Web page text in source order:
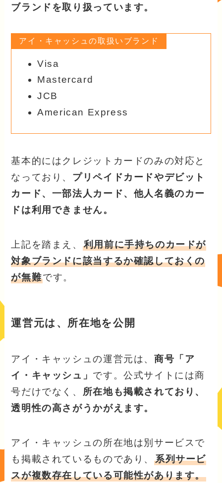
ブランドを取り扱っています。
アイ・キャッシュの取扱いブランド
Visa
Mastercard
JCB
American Express
基本的にはクレジットカードのみの対応と
なっており、 プリペイドカードやデビット
カード、一部法人カード、他人名義のカー
ドは利用できません。
上記を踏まえ、 利用前に手持ちのカードが
対象ブランドに該当するか確認しておくの
が無難です。
運営元は、所在地を公開
アイ・キャッシュの運営元は、 商号「ア
イ・キャッシュ」 です。公式サイトには商
号だけでなく、
所在地も掲載されており、
透明性の高さがうかがえます。
アイ・キャッシュの所在地は別サービスで
も掲載されているものであり、 系列サービ
スが複数存在している可能性があります。